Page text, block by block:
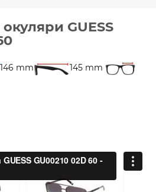
GUESS
146 mm 145 mm